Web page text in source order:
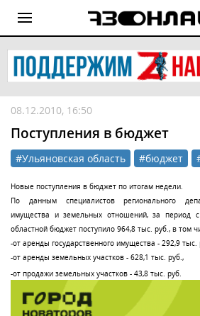
08.12.2010, 16:50
Поступления в бюджет
#Ульяновская область #бюджет
Новые поступления в бюджет по итогам недели.
По данным специалистов регионального
имущества и земельных отношений, за период
областной бюджет поступило 964,8 тыс. руб., в том
-от аренды государственного имущества - 292,9 тыс.
-от аренды земельных участков - 628,1 тыс. руб.,
-от продажи земельных участков - 43,8 тыс. руб.